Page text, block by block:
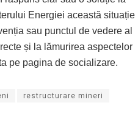
Energiei această situație
sau punctul de vedere al
și la lămurirea aspectelor
pe pagina de socializare.
restructurare mineri